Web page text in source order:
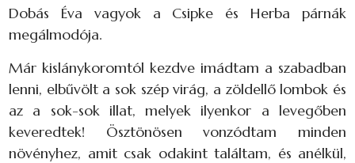
Dobás Éva vagyok a Csipke és Herba párnák
megálmodója.
Már kislánykoromtól kezdve imádtam a szabadban
lenni, elbűvölt a sok szép virág, a zöldellő lombok és
az a sok-sok illat, melyek ilyenkor a levegőben
keveredtek! Ösztönösen vonzódtam minden
növényhez, amit csak odakint találtam, és anélkül,